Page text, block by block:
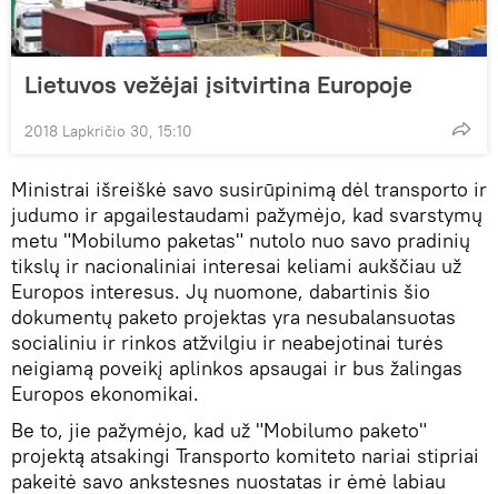
Lietuvos vežėjai įsitvirtina Europoje
2018 Lapkričio 30, 15:10
Ministrai išreiškė savo susirūpinimą dėl transporto ir
judumo ir apgailestaudami pažymėjo, kad svarstymų
metu "Mobilumo paketas" nutolo nuo savo pradinių
tikslų ir nacionaliniai interesai keliami aukščiau už
Europos interesus. Jų nuomone, dabartinis šio
dokumentų paketo projektas yra nesubalansuotas
socialiniu ir rinkos atžvilgiu ir neabejotinai turės
neigiamą poveikį aplinkos apsaugai ir bus žalingas
Europos ekonomikai.
Be to, jie pažymėjo, kad už "Mobilumo paketo"
projektą atsakingi Transporto komiteto nariai stipriai
pakeitė savo ankstesnes nuostatas ir ėmė labiau